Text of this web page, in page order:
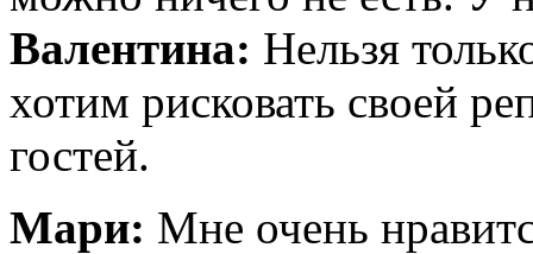
Валентина: Нельзя
хотим рисковать своей
гостей.
Мари: Мне очень